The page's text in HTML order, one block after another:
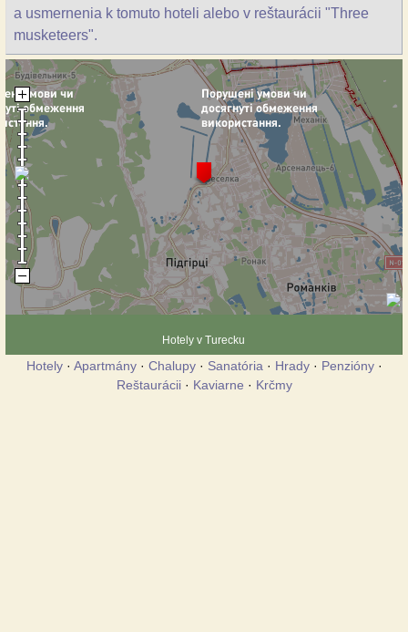
a usmernenia k tomuto hoteli alebo v reštaurácii "Three
musketeers".
Hotely v Turecku
Hotely· Apartmány· Chalupy· Sanatória · Hrady· Penzióny·
Reštaurácii· Kaviarne · Krčmy